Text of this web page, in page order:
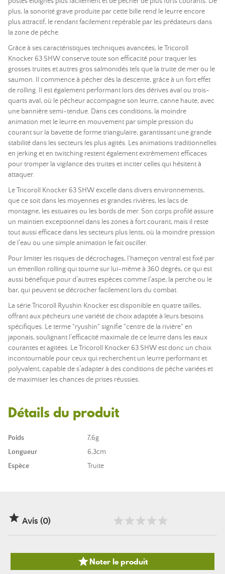
plus, la sonorité grave produite par cette bille rend le leurre encore
plus attractif, le rendant facilement repérable par les prédateurs dans
la zone de pêche.
Grâce à ses caractéristiques techniques avancées, le Tricoroll
Knocker 63 SHW conserve toute son efficacité pour traquer les
grosses truites et autres gros salmonidés tels que la truite de mer ou le
saumon. Il commence à pêcher dès la descente, grâce à un fort effet
de rolling. Il est également performant lors des dérives aval ou trois-
quarts aval, où le pêcheur accompagne son leurre, canne haute, avec
une bannière semi-tendue. Dans ces conditions, la moindre
animation met le leurre en mouvement par simple pression du
courant sur la bavette de forme triangulaire, garantissant une grande
stabilité dans les secteurs les plus agités. Les animations traditionnelles
en jerking et en twitching restent également extrêmement efficaces
pour tromper la vigilance des truites et inciter celles qui hésitent à
attaquer.
Le Tricoroll Knocker 63 SHW excelle dans divers environnements,
que ce soit dans les moyennes et grandes rivières, les lacs de
montagne, les estuaires ou les bords de mer. Son corps profilé assure
un maintien exceptionnel dans les zones à fort courant, mais il reste
tout aussi efficace dans les secteurs plus lents, où la moindre pression
de l’eau ou une simple animation le fait osciller.
Pour limiter les risques de décrochages, l'hameçon ventral est fixé par
un émerillon rolling qui tourne sur lui-même à 360 degrés, ce qui est
aussi bénéfique pour d’autres espèces comme l’aspe, la perche ou le
bar, qui peuvent se décrocher facilement lors du combat.
La série Tricoroll Ryushin Knocker est disponible en quatre tailles,
offrant aux pêcheurs une variété de choix adaptée à leurs besoins
spécifiques. Le terme "ryushin" signifie "centre de la rivière" en
japonais, soulignant l’efficacité maximale de ce leurre dans les eaux
courantes et agitées. Le Tricoroll Knocker 63 SHW est donc un choix
incontournable pour ceux qui recherchent un leurre performant et
polyvalent, capable de s’adapter à des conditions de pêche variées et
de maximiser les chances de prises réussies.
Détails du produit
Poids
7,6g
Longueur
6,3cm
Espèce
Truite
 Avis (0)
Noter le produit